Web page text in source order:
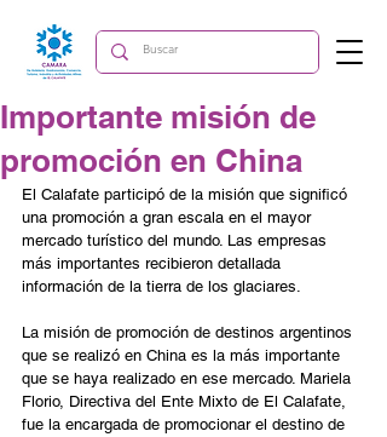
Importante misión de
promoción en China
El Calafate participó de la misión que significó
una promoción a gran escala en el mayor
mercado turístico del mundo. Las empresas
más importantes recibieron detallada
información de la tierra de los glaciares.
La misión de promoción de destinos argentinos
que se realizó en China es la más importante
que se haya realizado en ese mercado. Mariela
Florio, Directiva del Ente Mixto de El Calafate,
fue la encargada de promocionar el destino de